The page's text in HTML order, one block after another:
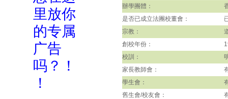
辦學團體：
是否已成立法團校董會：
宗教：
創校年份：
校訓：
家長教師會：
學生會：
舊生會/校友會：